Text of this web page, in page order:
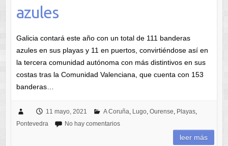
azules
Galicia contará este año con un total de 111 banderas
azules en sus playas y 11 en puertos, convirtiéndose así en
la tercera comunidad autónoma con más distintivos en sus
costas tras la Comunidad Valenciana, que cuenta con 153
banderas…
11 mayo, 2021 A Coruña Lugo, Ourense Playas,
Pontevedra
No hay comentarios
leer más